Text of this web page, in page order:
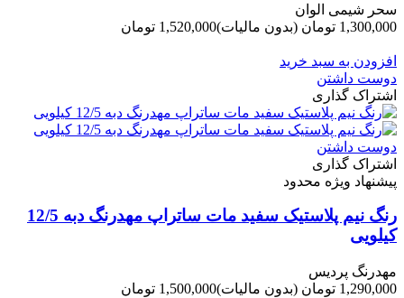
سحر شیمی الوان
1,300,000 تومان
(بدون مالیات)1,520,000 تومان
افزودن به سبد خرید
دوست داشتن
اشتراک گذاری
دوست داشتن
اشتراک گذاری
پیشنهاد ویژه محدود
رنگ نیم پلاستیک سفید مات ساتراپ مهدرنگ دبه 12/5
کیلویی
مهدرنگ پردیس
1,290,000 تومان
(بدون مالیات)1,500,000 تومان